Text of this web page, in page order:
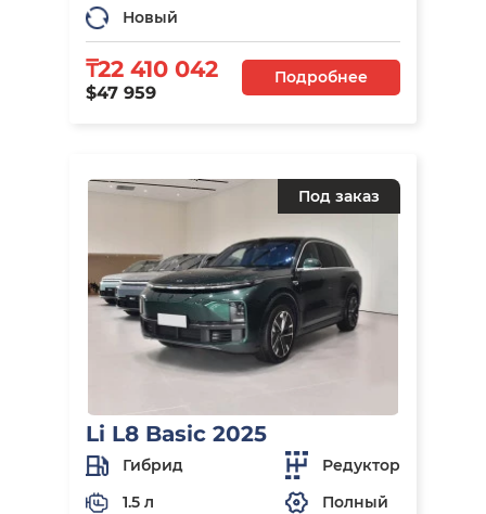
Новый
₸22 410 042
$47 959
Подробнее
Под заказ
Li L8 Basic 2025
Гибрид
Редуктор
1.5 л
Полный